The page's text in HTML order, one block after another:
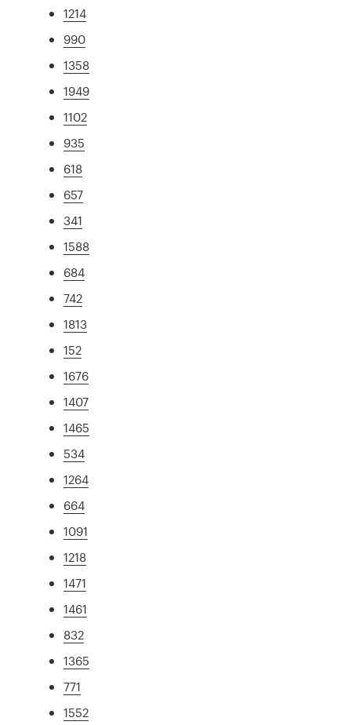
1214
990
1358
1949
1102
935
618
657
341
1588
684
742
1813
152
1676
1407
1465
534
1264
664
1091
1218
1471
1461
832
1365
771
1552